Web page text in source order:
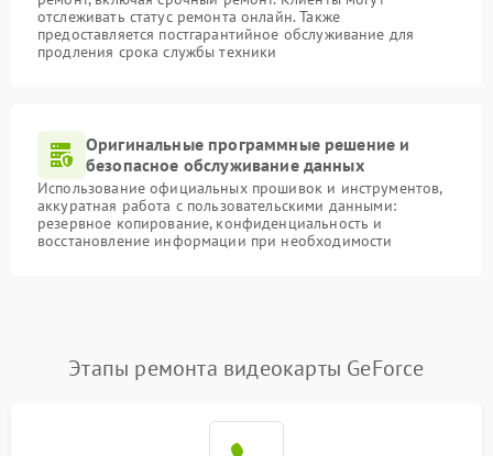
отслеживать статус ремонта онлайн. Также
предоставляется постгарантийное обслуживание для
продления срока службы техники
Оригинальные программные решение и
безопасное обслуживание данных
Использование официальных прошивок и инструментов,
аккуратная работа с пользовательскими данными:
резервное копирование, конфиденциальность и
восстановление информации при необходимости
Этапы ремонта видеокарты GeForce